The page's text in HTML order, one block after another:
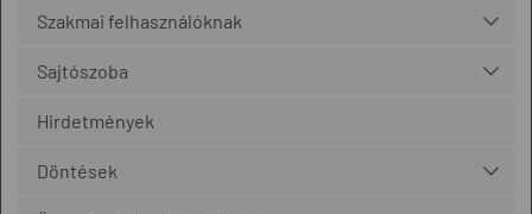
Szakmai felhasználóknak
Sajtószoba
Hirdetmények
Döntések